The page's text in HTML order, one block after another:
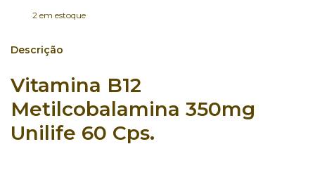
2em estoque
Descrição
Vitamina B12
Metilcobalamina 350mg
Unilife 60 Cps.